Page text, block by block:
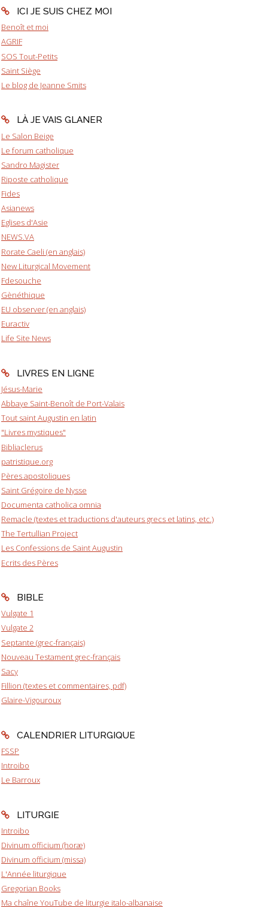
ICI JE SUIS CHEZ MOI
Benoît et moi
AGRIF
SOS Tout-Petits
Saint Siège
Le blog de Jeanne Smits
LÀ JE VAIS GLANER
Le Salon Beige
Le forum catholique
Sandro Magister
Riposte catholique
Fides
Asianews
Eglises d'Asie
NEWS.VA
Rorate Caeli (en anglais)
New Liturgical Movement
Fdesouche
Gènéthique
EU observer (en anglais)
Euractiv
Life Site News
LIVRES EN LIGNE
Jésus-Marie
Abbaye Saint-Benoît de Port-Valais
Tout saint Augustin en latin
"Livres mystiques"
Bibliaclerus
patristique.org
Pères apostoliques
Saint Grégoire de Nysse
Documenta catholica omnia
Remacle (textes et traductions d'auteurs grecs et latins, etc.)
The Tertullian Project
Les Confessions de Saint Augustin
Ecrits des Pères
BIBLE
Vulgate 1
Vulgate 2
Septante (grec-français)
Nouveau Testament grec-français
Sacy
Fillion (textes et commentaires, pdf)
Glaire-Vigouroux
CALENDRIER LITURGIQUE
FSSP
Introibo
Le Barroux
LITURGIE
Introibo
Divinum officium (horæ)
Divinum officium (missa)
L'Année liturgique
Gregorian Books
Ma chaîne YouTube de liturgie italo-albanaise